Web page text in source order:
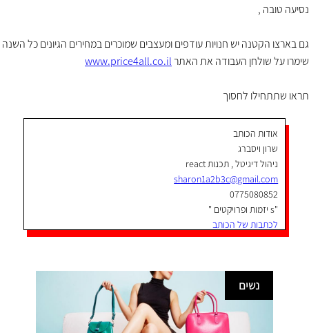
נסיעה טובה ,
גם בארצו הקטנה יש חנויות עודפים ומעצבים שמוכרים במחירים הגיונים כל השנה
שימרו על שולחן העבודה את האתרwww.price4all.co.il
תראו שתתחילו לחסוך
אודות הכותב
שרון ויסברג
ניהול דיגיטל , תכנות react
sharon1a2b3c@gmail.com
0775080852
"s יזמות ופרויקטים "
לכתבות של הכותב
נשים